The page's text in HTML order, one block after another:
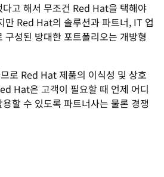
고 해서 무조건 Red Hat을 택해야
만 Red Hat의 솔루션과 파트너, IT 업
구성된 방대한 포트폴리오는 개방형
로 Red Hat 제품의 이식성 및 상호
Hat은 고객이 필요할 때 언제 어디
할 수 있도록 파트너사는 물론 경쟁